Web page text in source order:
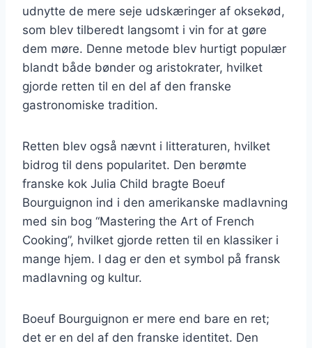
udnytte de mere seje udskæringer af oksekød,
som blev tilberedt langsomt i vin for at gøre
dem møre. Denne metode blev hurtigt populær
blandt både bønder og aristokrater, hvilket
gjorde retten til en del af den franske
gastronomiske tradition.
Retten blev også nævnt i litteraturen, hvilket
bidrog til dens popularitet. Den berømte
franske kok Julia Child bragte Boeuf
Bourguignon ind i den amerikanske madlavning
med sin bog “Mastering the Art of French
Cooking”, hvilket gjorde retten til en klassiker i
mange hjem. I dag er den et symbol på fransk
madlavning og kultur.
Boeuf Bourguignon er mere end bare en ret;
det er en del af den franske identitet. Den